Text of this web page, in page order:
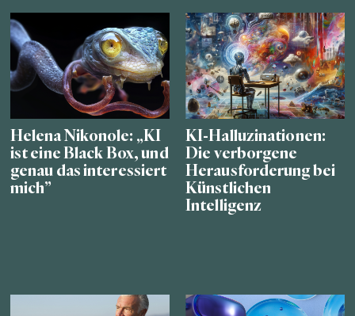
Helena Nikonole: „KI
ist eine Black Box, und
genau das interessiert
mich”
KI-Halluzinationen:
Die verborgene
Herausforderung bei
Künstlichen
Intelligenz